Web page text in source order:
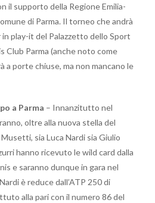
il supporto della Regione Emilia-
di Parma. Il torneo che andrà
in play-it del Palazzetto dello Sport
Club Parma (anche noto come
a porte chiuse, ma non mancano le
a Parma – Innanzitutto nel
oltre alla nuova stella del
sia Luca Nardi sia Giulio
hanno ricevuto le wild card dalla
e saranno dunque in gara nel
è reduce dall’ATP 250 di
alla pari con il numero 86 del